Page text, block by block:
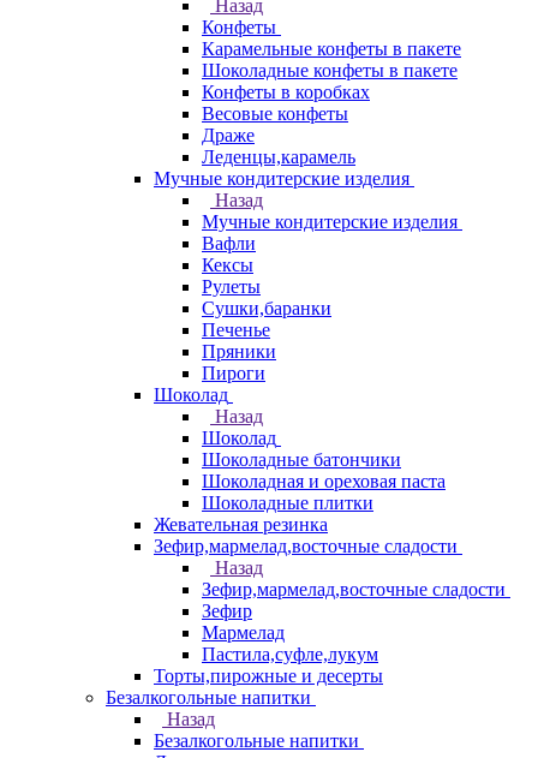
Назад
Конфеты
Карамельные конфеты в пакете
Шоколадные конфеты в пакете
Конфеты в коробках
Весовые конфеты
Драже
Леденцы,карамель
Мучные кондитерские изделия
Назад
Мучные кондитерские изделия
Вафли
Кексы
Рулеты
Сушки,баранки
Печенье
Пряники
Пироги
Шоколад
Назад
Шоколад
Шоколадные батончики
Шоколадная и ореховая паста
Шоколадные плитки
Жевательная резинка
Зефир,мармелад,восточные сладости
Назад
Зефир,мармелад,восточные сладости
Зефир
Мармелад
Пастила,суфле,лукум
Торты,пирожные и десерты
Безалкогольные напитки
Назад
Безалкогольные напитки